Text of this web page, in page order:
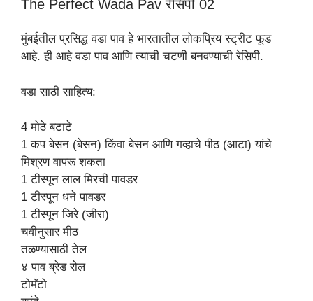
The Perfect Wada Pav रेसिपी 02
मुंबईतील प्रसिद्ध वडा पाव हे भारतातील लोकप्रिय स्ट्रीट फूड
आहे. ही आहे वडा पाव आणि त्याची चटणी बनवण्याची रेसिपी.
वडा साठी साहित्य:
4 मोठे बटाटे
1 कप बेसन (बेसन) किंवा बेसन आणि गव्हाचे पीठ (आटा) यांचे
मिश्रण वापरू शकता
1 टीस्पून लाल मिरची पावडर
1 टीस्पून धने पावडर
1 टीस्पून जिरे (जीरा)
चवीनुसार मीठ
तळण्यासाठी तेल
४ पाव ब्रेड रोल
टोमॅटो